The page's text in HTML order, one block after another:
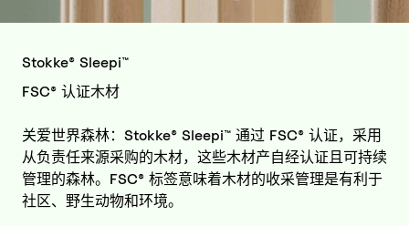
Stokke® Sleepi™
FSC® 认证木材
关爱世界森林：Stokke® Sleepi™ 通过 FSC® 认证，采用
从负责任来源采购的木材，这些木材产自经认证且可持续
管理的森林。FSC® 标签意味着木材的收采管理是有利于
社区、野生动物和环境。